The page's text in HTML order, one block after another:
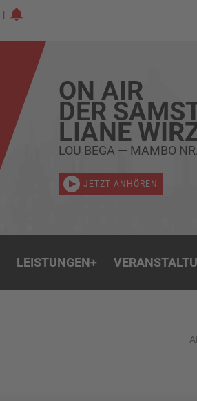
ON AIR
DER
LIANE
LOU BEGA — MAMBO
JETZT ANHÖREN
LEISTUNGEN+